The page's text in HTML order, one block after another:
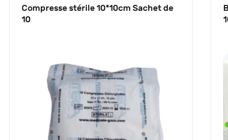
Compresse stérile 10*10cm Sachet de
10